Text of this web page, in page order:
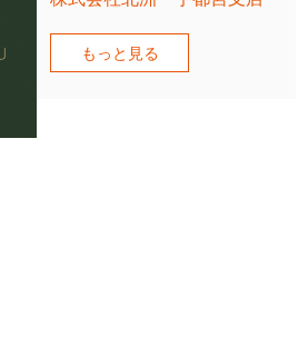
もっと見る